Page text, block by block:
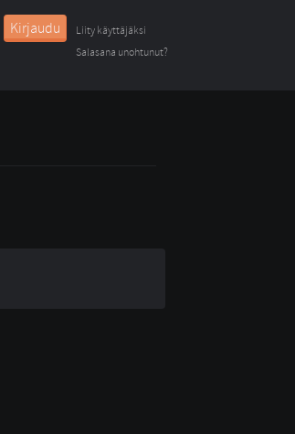
Kirjaudu
Liity käyttäjäksi
Salasana unohtunut?